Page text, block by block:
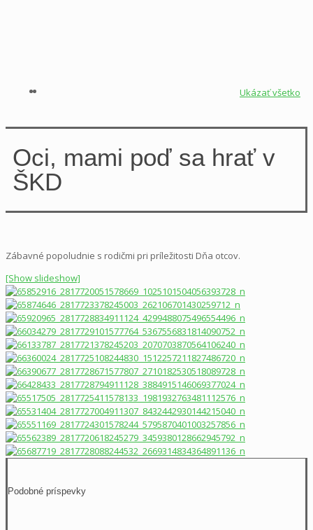
Ukázať všetko
Oci, mami poď sa hrať v
ŠKD
Zábavné popoludnie s rodičmi pri príležitosti Dňa otcov.
[Show slideshow]
Podobné príspevky